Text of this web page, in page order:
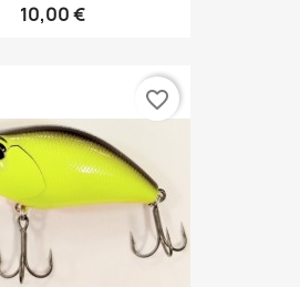
10,00 €
favorite_border